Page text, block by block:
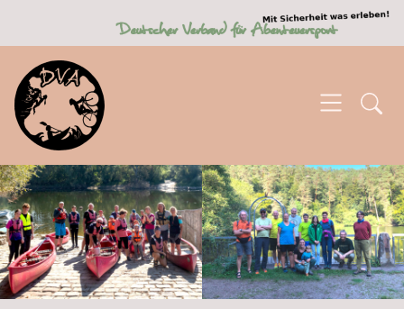
SKIP TO MAIN CONTENT